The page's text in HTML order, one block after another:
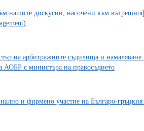
нашите дискусии, насочени към
на арбитражните съдилища и
АОБР с министъра на правосъдието
и фирмено участие на Българо-